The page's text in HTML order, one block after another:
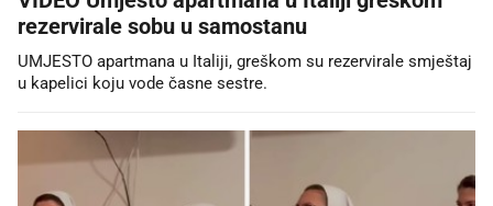
rezervirale sobu u samostanu
UMJESTO apartmana u Italiji, greškom su rezervirale smještaj
u kapelici koju vode časne sestre.